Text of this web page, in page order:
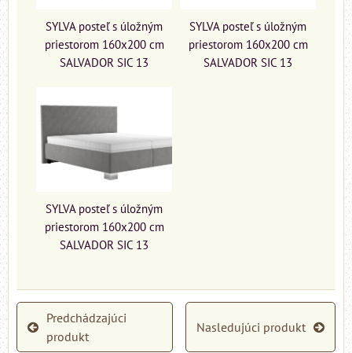
SYLVA posteľ s úložným
priestorom 160x200 cm
SALVADOR SIC 13
SYLVA posteľ s úložným
priestorom 160x200 cm
SALVADOR SIC 13
SYLVA posteľ s úložným
priestorom 160x200 cm
SALVADOR SIC 13
Predchádzajúci
produkt
Nasledujúci produkt